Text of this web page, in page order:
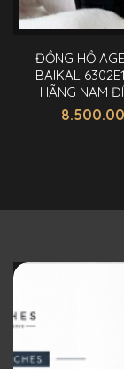
ĐỒNG HỒ
BAIKAL
HÃNG NAM
40MM